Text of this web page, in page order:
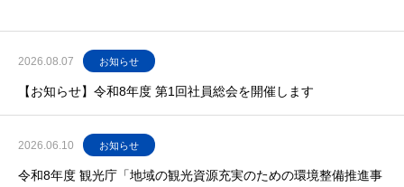
2026.08.07 お知らせ
【お知らせ】令和8年度 第1回社員総会を開催します
2026.06.10 お知らせ
令和8年度 観光庁「地域の観光資源充実のための環境整備推進事